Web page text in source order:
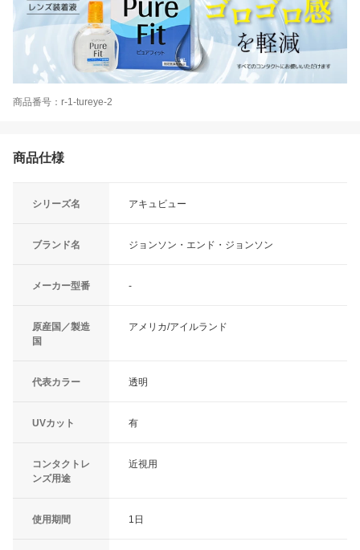
商品番号：r-1-tureye-2
商品仕様
シリーズ名 アキュビュー
ブランド名 ジョンソン・エンド・ジョンソン
メーカー型番 -
原産国／製造
国
アメリカ/アイルランド
代表カラー 透明
UVカット 有
コンタクトレ
ンズ用途
近視用
使用期間 1日